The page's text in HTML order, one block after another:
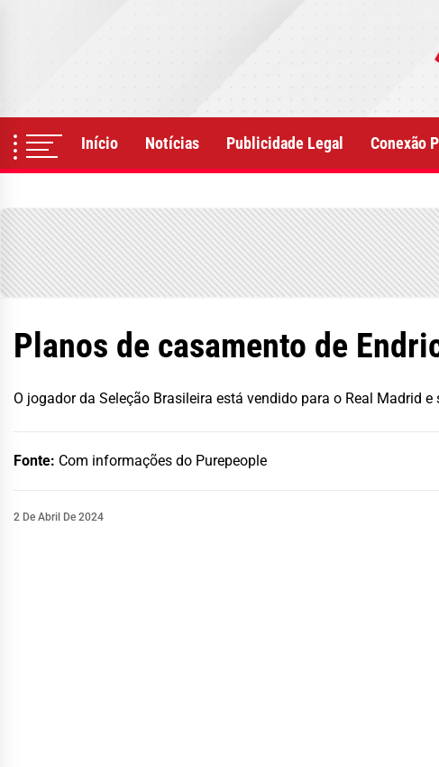
Início Notícias Publicidade Legal Conexão
Planos de casamento de
O jogador da Seleção Brasileira está vendido para o Real Madrid
Fonte: Com informações do Purepeople
2 De Abril De 2024